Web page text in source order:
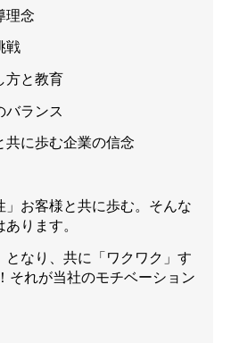
理念
戦
方と教育
バランス
共に歩む企業の信念
」お客様と共に歩む。そんな
ります。
となり、共に「ワクワク」す
それが当社のモチベーション